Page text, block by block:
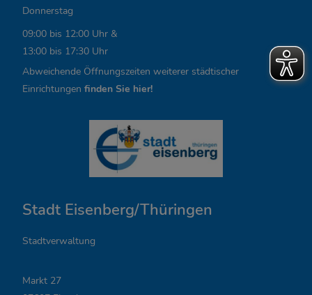
n
k
s
,
u
n
g
Donnerstag
09:00 bis 12:00 Uhr &
13:00 bis 17:30 Uhr
Abweichende Öffnungszeiten weiterer städtischer
Einrichtungen finden Sie hier!
Stadt Eisenberg/Thüringen
Stadtverwaltung
Markt 27